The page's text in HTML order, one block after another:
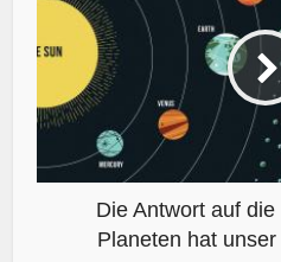
Die Antwort auf
Planeten hat